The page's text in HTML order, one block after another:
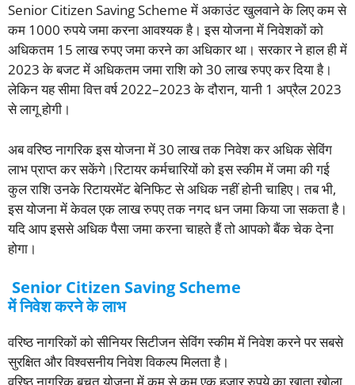
Senior Citizen Saving Scheme में अकाउंट खुलवाने के लिए कम से
कम 1000 रुपये जमा करना आवश्यक है। इस योजना में निवेशकों को
अधिकतम 15 लाख रुपए जमा करने का अधिकार था। सरकार ने हाल ही में
2023 के बजट में अधिकतम जमा राशि को 30 लाख रुपए कर दिया है।
लेकिन यह सीमा वित्त वर्ष 2022–2023 के दौरान, यानी 1 अप्रैल 2023
से लागू होगी।
अब वरिष्ठ नागरिक इस योजना में 30 लाख तक निवेश कर अधिक सेविंग
लाभ प्राप्त कर सकेंगे।रिटायर कर्मचारियों को इस स्कीम में जमा की गई
कुल राशि उनके रिटायरमेंट बेनिफिट से अधिक नहीं होनी चाहिए। तब भी,
इस योजना में केवल एक लाख रुपए तक नगद धन जमा किया जा सकता है।
यदि आप इससे अधिक पैसा जमा करना चाहते हैं तो आपको बैंक चेक देना
होगा।
Senior Citizen Saving Scheme
में निवेश करने के लाभ
वरिष्ठ नागरिकों को सीनियर सिटीजन सेविंग स्कीम में निवेश करने पर सबसे
सुरक्षित और विश्वसनीय निवेश विकल्प मिलता है।